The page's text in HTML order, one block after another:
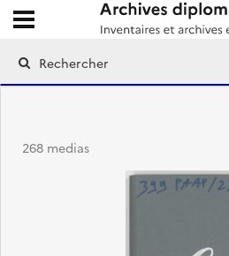
Archives diplomatiques
Ouvrir le menu déroulant
268 medias